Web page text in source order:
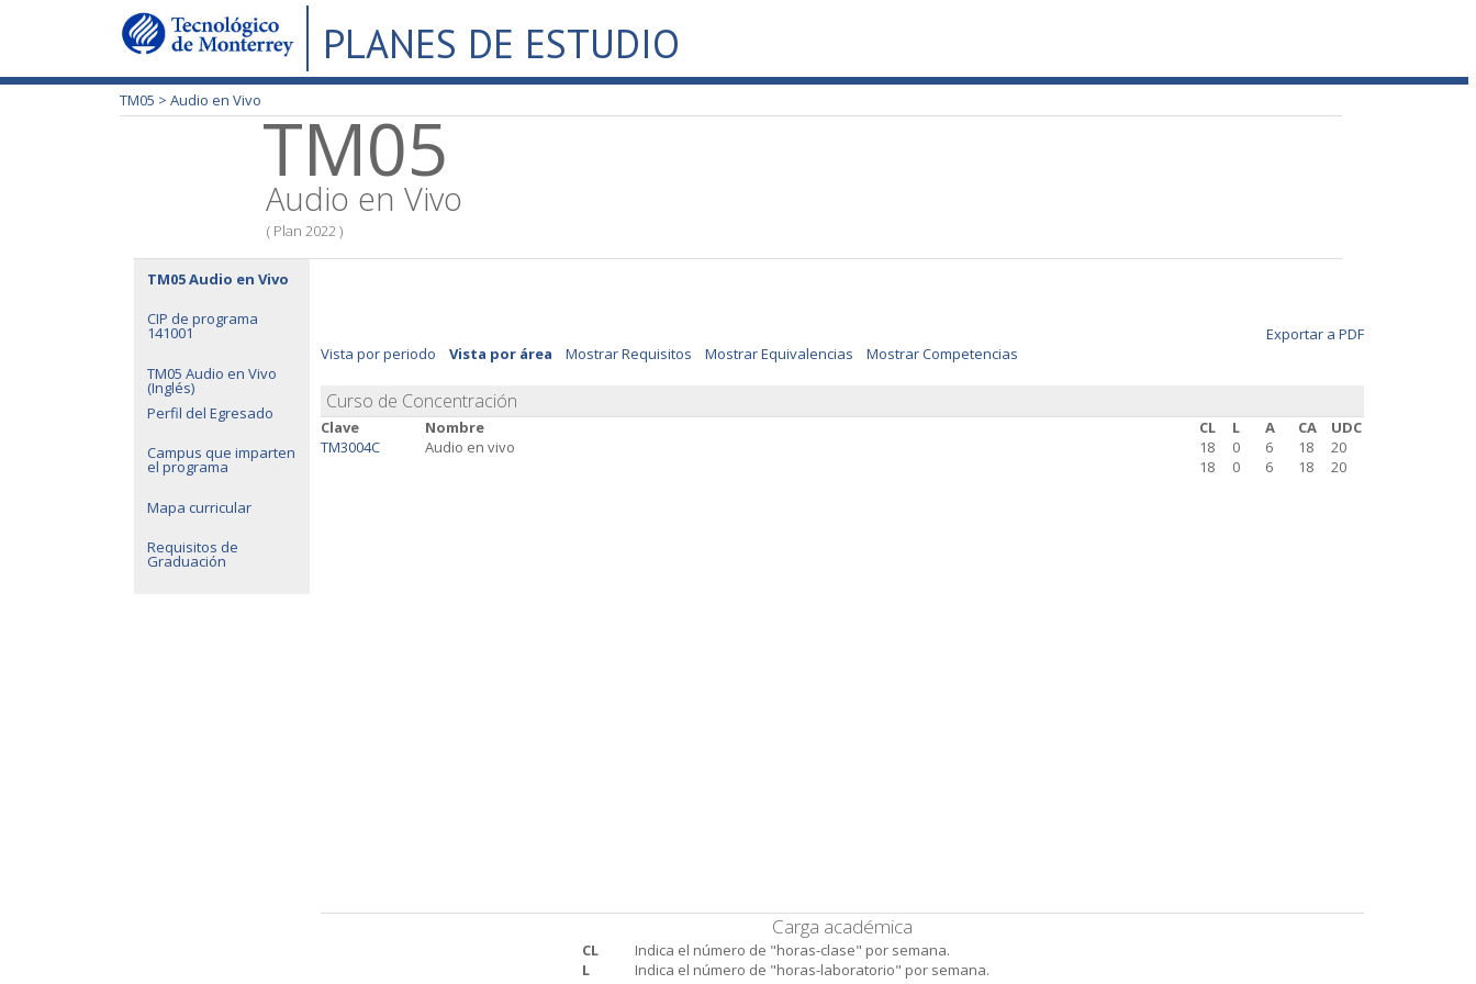
PLANES DE ESTUDIO
TM05 > Audio en VivoTM05
Audio en Vivo
( Plan 2022 )
TM05 Audio en Vivo
CIP de programa
141001
TM05 Audio en Vivo
(Inglés)
Perfil del Egresado
Campus que imparten
el programa
Mapa curricular
Requisitos de
Graduación
Exportar a PDF
Vista por periodo
Vista por área Mostrar Requisitos Mostrar Equivalencias Mostrar Competencias
Curso de Concentración
Clave Nombre CL L A CA
UDC
TM3004C
Audio en vivo 18 0 6 18
20
18
0 6 18 20
Carga académica
CL
Indica el número de "horas-clase" por semana.
L
Indica el número de "horas-laboratorio" por semana.